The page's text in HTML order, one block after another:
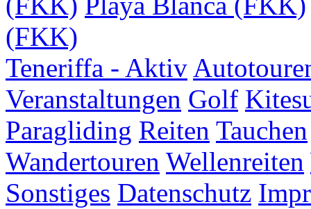
(FKK)
Teneriffa - Aktiv
Veranstaltungen Golf
Paragliding Reiten Tauchen
Wandertouren Wellenreiten
Sonstiges Datenschutz